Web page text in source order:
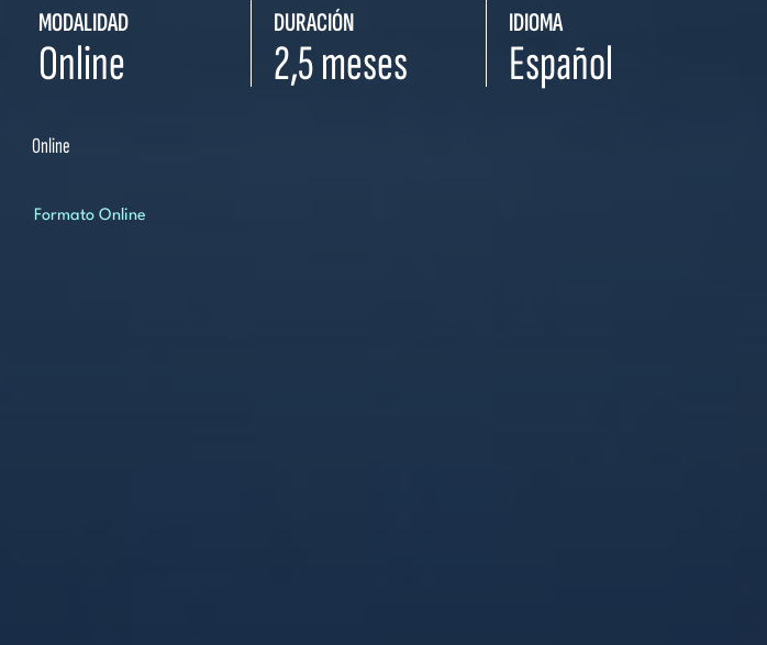
MODALIDAD
Online
DURACIÓN
2,5 meses
IDIOMA
Español
Online
Formato Online